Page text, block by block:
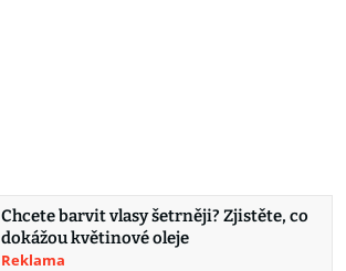
Chcete barvit vlasy šetrněji? Zjistěte, co
dokážou květinové oleje
Reklama